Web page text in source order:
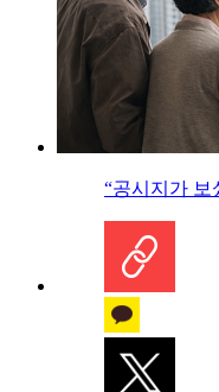
“공시지가 보